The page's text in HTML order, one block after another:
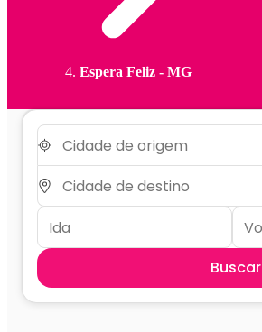
Espera Feliz - MG
Buscar